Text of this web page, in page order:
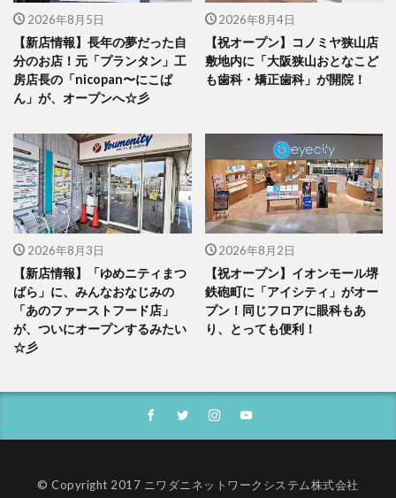
2026年8月5日
【新店情報】長年の夢だった自
分のお店！元「プランタン」工
房店長の「nicopan〜にこぱ
ん」が、オープンへ☆彡
2026年8月4日
【祝オープン】コノミヤ狭山店
敷地内に「大阪狭山おとなこど
も歯科・矯正歯科」が開院！
2026年8月3日
【新店情報】「ゆめニティまつ
ばら」に、みんなおなじみの
「あのファーストフード店」
が、ついにオープンするみたい
☆彡
2026年8月2日
【祝オープン】イオンモール堺
鉄砲町に「アイシティ」がオー
プン！同じフロアに眼科もあ
り、とっても便利！
© Copyright 2017 ニワダニネットワークシステム株式会社